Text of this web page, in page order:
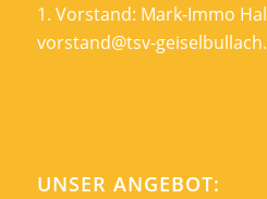
1. Vorstand: Mark-Immo
vorstand@tsv-
UNSER ANGEBOT: